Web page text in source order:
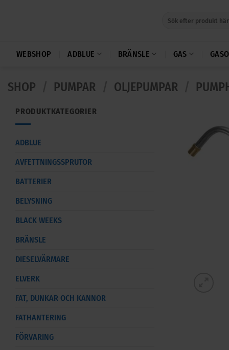
WEBSHOP ADBLUE BRÄNSLE GAS
SHOP PUMPAR OLJEPUMPAR
PRODUKTKATEGORIER
ADBLUE
AVFETTNINGSSPRUTOR
BATTERIER
BELYSNING
BLACK WEEKS
BRÄNSLE
DIESELVÄRMARE
ELVERK
FAT, DUNKAR OCH KANNOR
FATHANTERING
FÖRVARING